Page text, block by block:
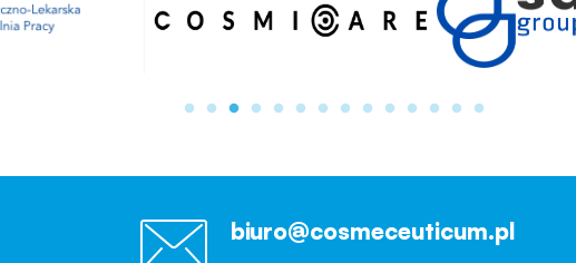
biuro@cosmeceuticum.pl